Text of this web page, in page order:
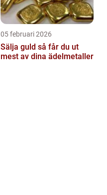
05 februari 2026
Sälja guld så får du ut
mest av dina ädelmetaller